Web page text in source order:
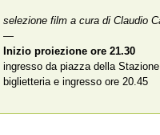
selezione film a cura di Claudio
—
Inizio proiezione ore 21.30
ingresso da piazza della
biglietteria e ingresso ore 20.45